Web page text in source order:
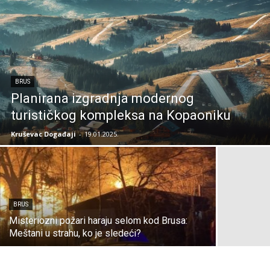
BRUS
Planirana izgradnja modernog
turističkog kompleksa na Kopaoniku
Kruševac Događaji - 19.01.2025.
BRUS
Misteriozni požari haraju selom kod Brusa:
Meštani u strahu, ko je sledeći?